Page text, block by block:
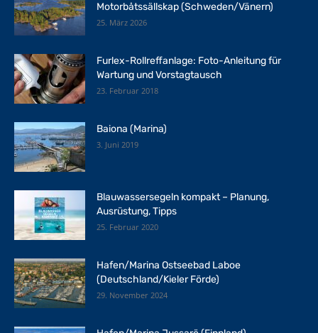
Motorbåtssällskap (Schweden/Vänern)
25. März 2026
Furlex-Rollreffanlage: Foto-Anleitung für
Wartung und Vorstagtausch
23. Februar 2018
Baiona (Marina)
3. Juni 2019
Blauwassersegeln kompakt – Planung,
Ausrüstung, Tipps
25. Februar 2020
Hafen/Marina Ostseebad Laboe
(Deutschland/Kieler Förde)
29. November 2024